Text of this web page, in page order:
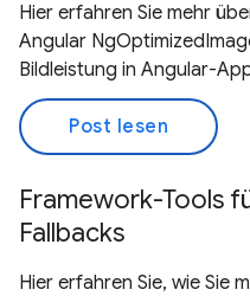
Hier erfahren Sie mehr
Angular
Bildleistung in Angular-
Post lesen
Framework-Tools
Fallbacks
Hier erfahren Sie, wie Sie